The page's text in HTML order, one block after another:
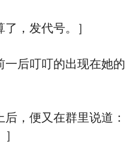
，发代号。］
一后叮叮的出现在她的
，便又在群里说道：